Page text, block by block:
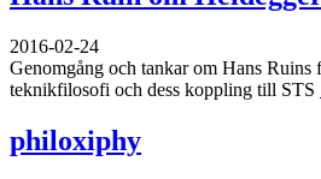
2016-02-24
Genomgång och tankar om Hans Ruins
teknikfilosofi och dess koppling till STS
philoxiphy